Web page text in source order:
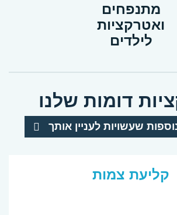
מתנפחים
ואטרקציות
לילדים
דומות שלנו
שעשויות לעניין אותך
קליעת צמות